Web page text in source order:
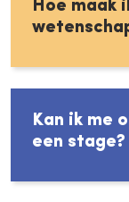
Hoe maak
Kan ik me
een stage?